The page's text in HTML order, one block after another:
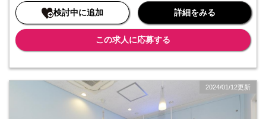
検討中に追加 詳細をみる
この求人に応募する
2024/01/12更新